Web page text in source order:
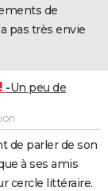
de
pas très envie
Un peu de
de parler de son
à ses amis
cercle littéraire.